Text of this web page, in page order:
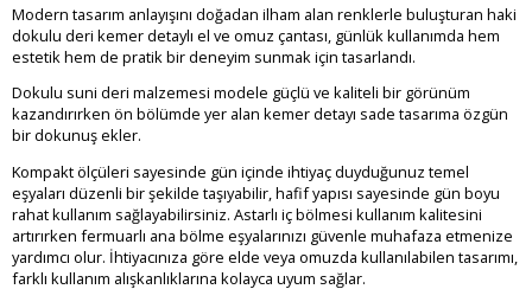
Modern tasarım anlayışını doğadan ilham alan renklerle buluşturan haki
dokulu deri kemer detaylı el ve omuz çantası, günlük kullanımda hem
estetik hem de pratik bir deneyim sunmak için tasarlandı.
Dokulu suni deri malzemesi modele güçlü ve kaliteli bir görünüm
kazandırırken ön bölümde yer alan kemer detayı sade tasarıma özgün
bir dokunuş ekler.
Kompakt ölçüleri sayesinde gün içinde ihtiyaç duyduğunuz temel
eşyaları düzenli bir şekilde taşıyabilir, hafif yapısı sayesinde gün boyu
rahat kullanım sağlayabilirsiniz. Astarlı iç bölmesi kullanım kalitesini
artırırken fermuarlı ana bölme eşyalarınızı güvenle muhafaza etmenize
yardımcı olur. İhtiyacınıza göre elde veya omuzda kullanılabilen tasarımı,
farklı kullanım alışkanlıklarına kolayca uyum sağlar.